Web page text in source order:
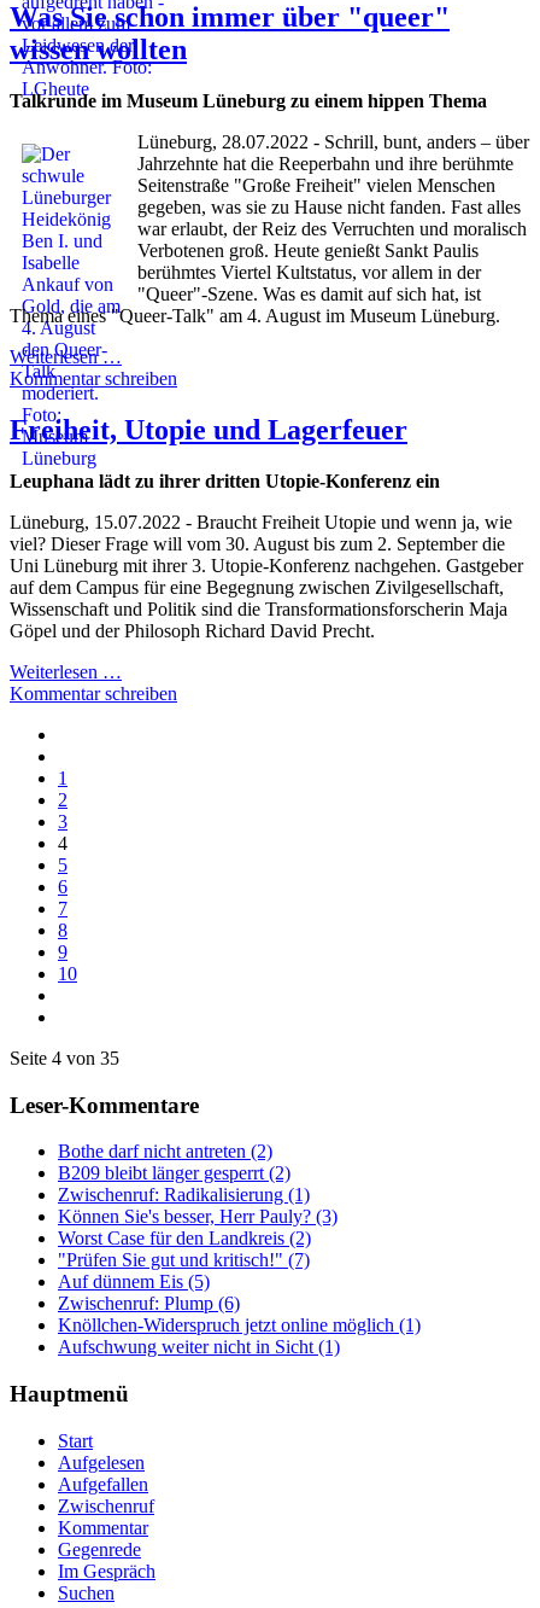
Was Sie schon immer über "queer"
wissen wollten
Talkrunde im Museum Lüneburg zu einem hippen Thema
Lüneburg, 28.07.2022 - Schrill, bunt, anders – über
Jahrzehnte hat die Reeperbahn und ihre berühmte
Seitenstraße "Große Freiheit" vielen Menschen
gegeben, was sie zu Hause nicht fanden. Fast alles
war erlaubt, der Reiz des Verruchten und moralisch
Verbotenen groß. Heute genießt Sankt Paulis
berühmtes Viertel Kultstatus, vor allem in der
"Queer"-Szene. Was es damit auf sich hat, ist
Thema eines "Queer-Talk" am 4. August im Museum Lüneburg.
Weiterlesen …
Kommentar schreiben
Freiheit, Utopie und Lagerfeuer
Leuphana lädt zu ihrer dritten Utopie-Konferenz ein
Lüneburg, 15.07.2022 - Braucht Freiheit Utopie und wenn ja, wie
viel? Dieser Frage will vom 30. August bis zum 2. September die
Uni Lüneburg mit ihrer 3. Utopie-Konferenz nachgehen. Gastgeber
auf dem Campus für eine Begegnung zwischen Zivilgesellschaft,
Wissenschaft und Politik sind die Transformationsforscherin Maja
Göpel und der Philosoph Richard David Precht.
Weiterlesen …
Kommentar schreiben
1
2
3
4
5
6
7
8
9
10
Seite 4 von 35
Leser-Kommentare
Bothe darf nicht antreten (2)
B209 bleibt länger gesperrt (2)
Zwischenruf: Radikalisierung (1)
Können Sie's besser, Herr Pauly? (3)
Worst Case für den Landkreis (2)
"Prüfen Sie gut und kritisch!" (7)
Auf dünnem Eis (5)
Zwischenruf: Plump (6)
Knöllchen-Widerspruch jetzt online möglich (1)
Aufschwung weiter nicht in Sicht (1)
Hauptmenü
Start
Aufgelesen
Aufgefallen
Zwischenruf
Kommentar
Gegenrede
Im Gespräch
Suchen